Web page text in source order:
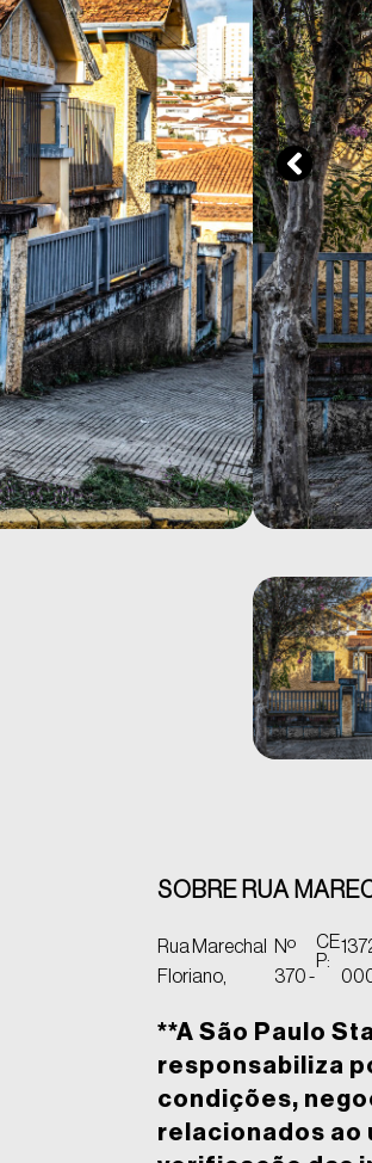
SOBRE RUA
Rua Marechal
Floriano,
Nº
370 -
CE
P:
**A São Paulo
responsabiliza
condições,
relacionados ao